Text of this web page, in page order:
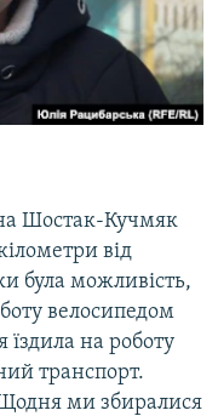
Шостак-Кучмяк
від
була можливість,
велосипедом
на роботу
транспорт.
ми збиралися